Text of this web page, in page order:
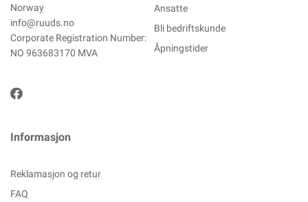
Norway
info@ruuds.no
Corporate Registration Number:
NO 963683170 MVA
Ansatte
Bli bedriftskunde
Åpningstider
Informasjon
Reklamasjon og retur
FAQ